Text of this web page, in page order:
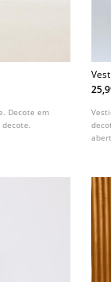
Decote em
decote.